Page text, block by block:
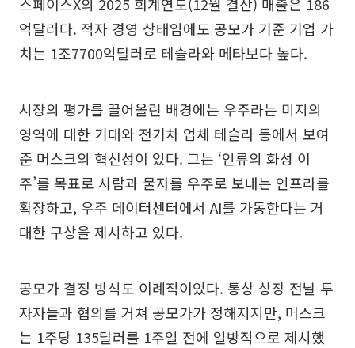
억달러다. 적자 경영 상태임에도 공모가 기준 기업 가
치는 1조7700억달러로 테슬라와 메타보다 높다.
시장의 평가를 끌어올린 배경에는 우주라는 미지의
영역에 대한 기대와 전기차 업체 테슬라 등에서 보여
준 머스크의 혁신성이 있다. 그는 ‘인류의 화성 이
주’를 목표로 사람과 물자를 우주로 보내는 인프라를
확장하고, 우주 데이터센터에서 AI를 가동한다는 거
대한 구상을 제시하고 있다.
공모가 결정 방식도 이례적이었다. 통상 상장 전날 투
자자들과 협의를 거쳐 공모가가 정해지지만, 머스크
는 1주당 135달러를 1주일 전에 일방적으로 제시했